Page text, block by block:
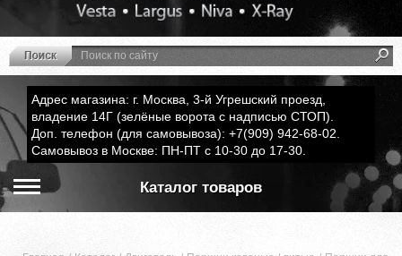
Адрес магазина: г. Москва, 3-й Угрешский проезд,
владение 14Г (зелёные ворота с надписью СТОП).
Доп. телефон (для самовывоза): +7(909) 942-68-02.
Самовывоз в Москве: ПН-ПТ с 10-30 до 17-30.
Каталог товаров